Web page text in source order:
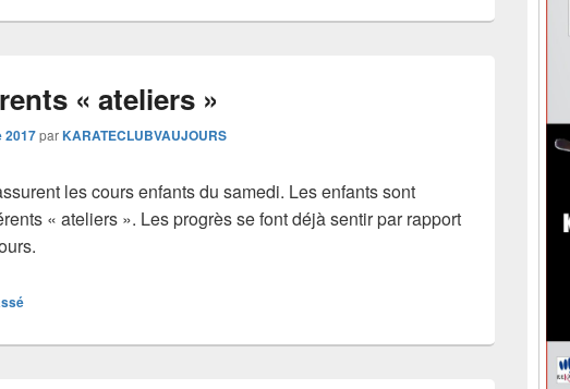
« ateliers »
2017parKARATECLUBVAUJOURS
les cours enfants du samedi. Les enfants sont
« ateliers ». Les progrès se font déjà sentir par rapport